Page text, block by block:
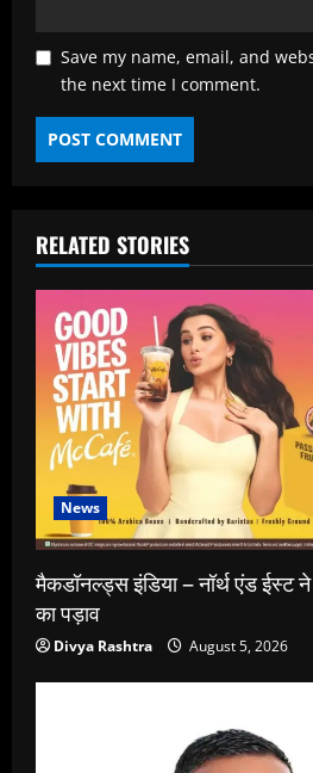
Save my name, email, and
the next time I comment.
RELATED STORIES
News
मैकडॉनल्ड्स इंडिया – नॉर्थ एंड ईस्ट
का पड़ाव
Divya Rashtra August 5, 2026